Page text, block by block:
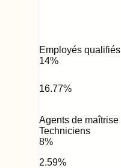
Employés qualifiés
14%
16.77%
Agents de maîtrise
Techniciens
8%
2.59%